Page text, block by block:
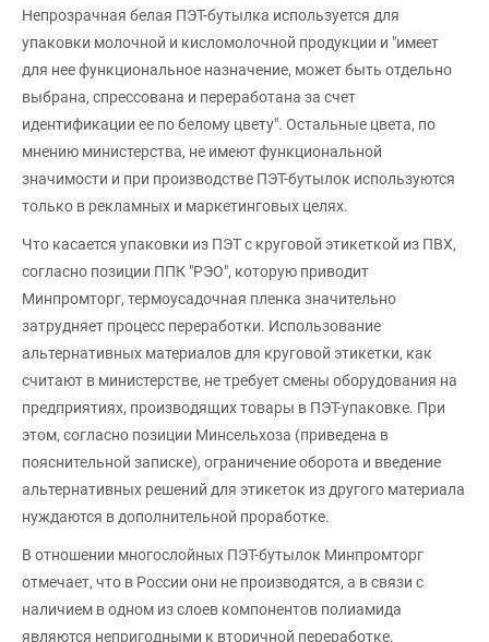
Непрозрачная белая ПЭТ-бутылка используется для
упаковки молочной и кисломолочной продукции и "имеет
для нее функциональное назначение, может быть отдельно
выбрана, спрессована и переработана за счет
идентификации ее по белому цвету". Остальные цвета, по
мнению министерства, не имеют функциональной
значимости и при производстве ПЭТ-бутылок используются
только в рекламных и маркетинговых целях.
Что касается упаковки из ПЭТ с круговой этикеткой из ПВХ,
согласно позиции ППК "РЭО", которую приводит
Минпромторг, термоусадочная пленка значительно
затрудняет процесс переработки. Использование
альтернативных материалов для круговой этикетки, как
считают в министерстве, не требует смены оборудования на
предприятиях, производящих товары в ПЭТ-упаковке. При
этом, согласно позиции Минсельхоза (приведена в
пояснительной записке), ограничение оборота и введение
альтернативных решений для этикеток из другого материала
нуждаются в дополнительной проработке.
В отношении многослойных ПЭТ-бутылок Минпромторг
отмечает, что в России они не производятся, а в связи с
наличием в одном из слоев компонентов полиамида
являются непригодными к вторичной переработке.